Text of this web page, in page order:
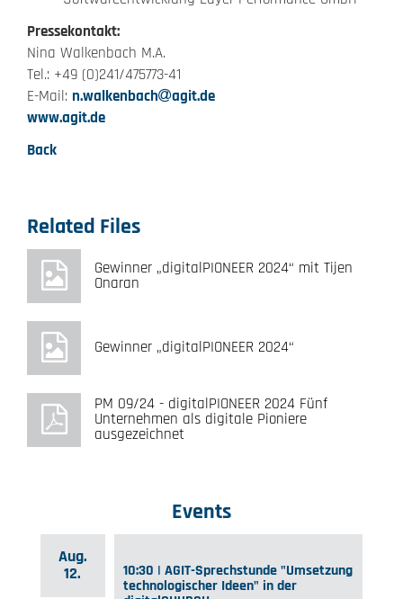
Pressekontakt:
Nina Walkenbach M.A.
Tel.: +49 (0)241/475773-41
E-Mail: n.walkenbach
agit.de
www.agit.de
Back
Related Files
Gewinner „digitalPIONEER 2024“ mit Tijen
Onaran
Gewinner „digitalPIONEER 2024“
PM 09/24 - digitalPIONEER 2024 Fünf
Unternehmen als digitale Pioniere
ausgezeichnet
Events
Aug.
12.
10:30 | AGIT-Sprechstunde "Umsetzung
technologischer Ideen" in der